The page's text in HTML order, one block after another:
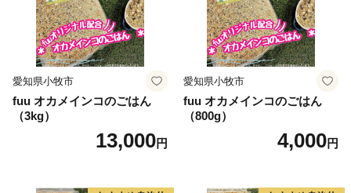
愛知県小牧市
fuu オカメインコのごはん
（3kg）
13,000円
愛知県小牧市
fuu オカメインコのごはん
（800g）
4,000円